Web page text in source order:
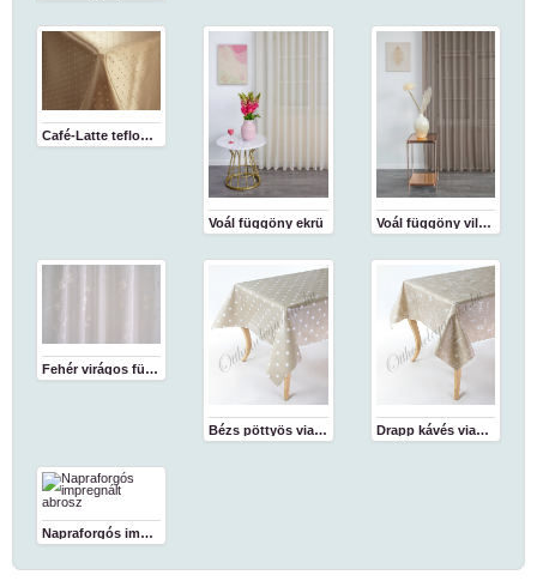
Café-Latte teflon abrosz
Voál függöny ekrü Voál függöny világosbarna
Fehér virágos függöny
Bézs pöttyös viaszosvászon abrosz Drapp kávés viaszosvászon abrosz
Napraforgós impregnált abrosz